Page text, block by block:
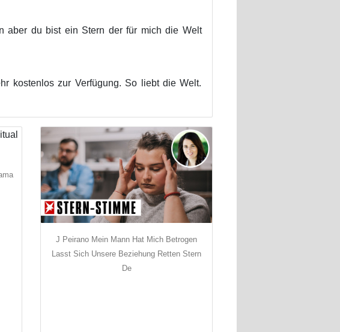
aber du bist ein Stern der für mich die Welt
kostenlos zur Verfügung. So liebt die Welt.
J Peirano Mein Mann Hat Mich Betrogen
Lasst Sich Unsere Beziehung Retten Stern
De